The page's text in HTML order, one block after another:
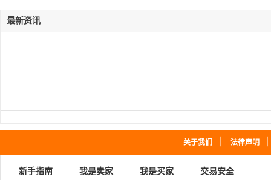
最新资讯
关于我们 法律声明
新手指南 我是卖家 我是买家 交易安全